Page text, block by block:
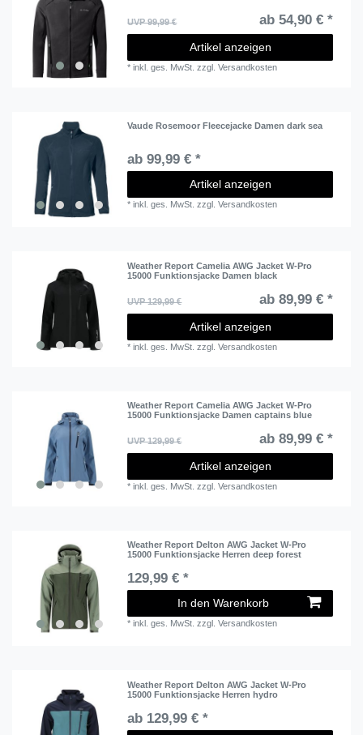
UVP 99,99 € ab 54,90 € *
Artikel anzeigen
*inkl. ges. MwSt. zzgl.Versandkosten
Vaude Rosemoor Fleecejacke Damen dark sea
ab 99,99 € *
Artikel anzeigen
*inkl. ges. MwSt. zzgl.Versandkosten
Weather Report Camelia AWG Jacket W-Pro
15000 Funktionsjacke Damen black
UVP 129,99 € ab 89,99 € *
Artikel anzeigen
*inkl. ges. MwSt. zzgl.Versandkosten
Weather Report Camelia AWG Jacket W-Pro
15000 Funktionsjacke Damen captains blue
UVP 129,99 € ab 89,99 € *
Artikel anzeigen
*inkl. ges. MwSt. zzgl.Versandkosten
Weather Report Delton AWG Jacket W-Pro
15000 Funktionsjacke Herren deep forest
129,99 € *
In den Warenkorb
*inkl. ges. MwSt. zzgl.Versandkosten
Weather Report Delton AWG Jacket W-Pro
15000 Funktionsjacke Herren hydro
ab 129,99 € *